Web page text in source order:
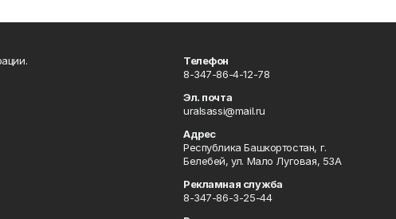
Телефон
8-347-86-4-12-78
Эл. почта
uralsassi@mail.ru
Адрес
Республика Башкортостан, г.
Белебей, ул. Мало Луговая, 53А
Рекламная служба
8-347-86-3-25-44